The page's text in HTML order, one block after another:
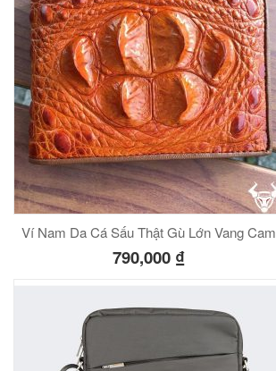
Ví Nam Da Cá Sấu Thật Gù Lớn Vang Cam
790,000 ₫